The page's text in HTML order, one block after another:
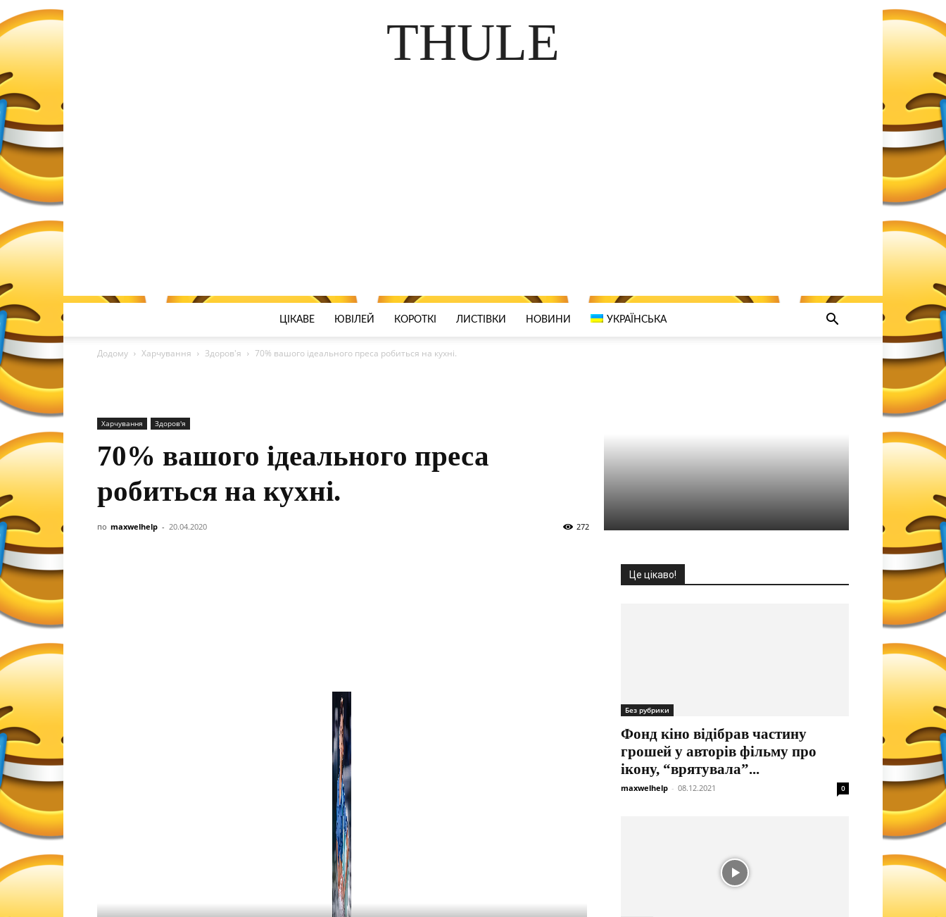
THULE
ЦІКАВЕ ЮВІЛЕЙ КОРОТКІ ЛИСТІВКИ НОВИНИ УКРАЇНСЬКА
Додому Харчування Здоров'я 70% вашого ідеального преса робиться на кухні.
Харчування Здоров'я
70% вашого ідеального преса
робиться на кухні.
по maxwelhelp - 20.04.2020 272
Це цікаво!
Без рубрики
Фонд кіно відібрав частину
грошей у авторів фільму про
ікону, “врятувала”...
maxwelhelp - 08.12.2021 0